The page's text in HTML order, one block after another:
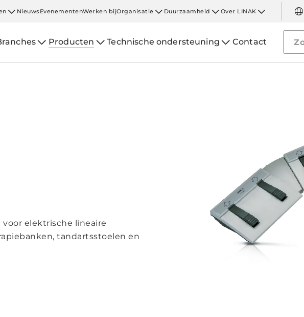
NieuwsEvenementenWerken bijOrganisatie Duurzaamheid Over LINAK
Producten Technische ondersteuning Contact
elektrische lineaire
tandartsstoelen en